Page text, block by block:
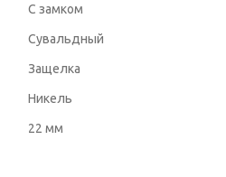
С замком
Сувальдный
Защелка
Никель
22 мм